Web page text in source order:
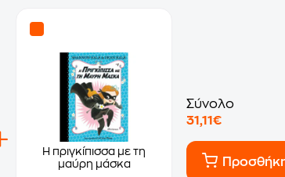
Η πριγκίπισσα με τη
μαύρη μάσκα
Σύνολο
31,11€